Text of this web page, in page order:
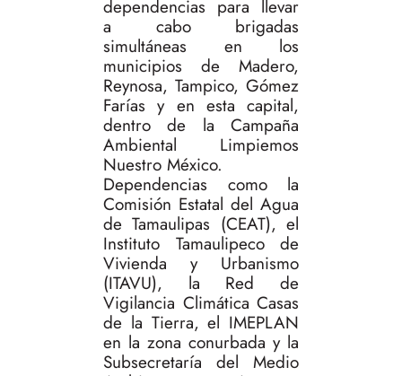
dependencias para llevar
a cabo brigadas
simultáneas en los
municipios de Madero,
Reynosa, Tampico, Gómez
Farías y en esta capital,
dentro de la Campaña
Ambiental Limpiemos
Nuestro México.
Dependencias como la
Comisión Estatal del Agua
de Tamaulipas (CEAT), el
Instituto Tamaulipeco de
Vivienda y Urbanismo
(ITAVU), la Red de
Vigilancia Climática Casas
de la Tierra, el IMEPLAN
en la zona conurbada y la
Subsecretaría del Medio